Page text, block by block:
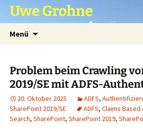
Zum
InhaltUwe Grohne
Menü
Problem beim Crawling
2019/SE mit ADFS-
20. Oktober 2025 ADFS,
SharePoint 2019/SE
ADFS, Claims
Search, SharePoint, SharePoint 2019,